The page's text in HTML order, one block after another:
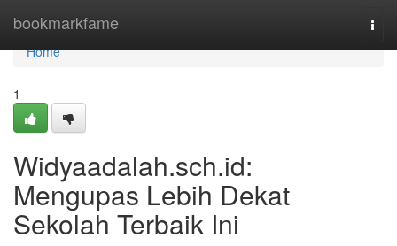
bookmarkfame
Home
Home
1
Widyaadalah.sch.id:
Mengupas Lebih Dekat
Sekolah Terbaik Ini